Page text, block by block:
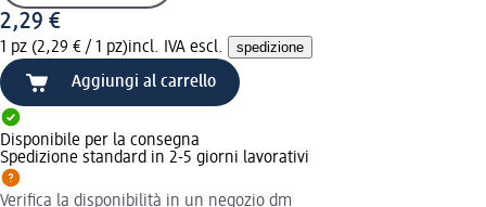
2,29 €
1 pz (2,29 € / 1 pz)incl. IVA escl. spedizione
Aggiungi al carrello
Disponibile per la consegna
Spedizione standard in 2-5 giorni lavorativi
Verifica la disponibilità in un negozio dm